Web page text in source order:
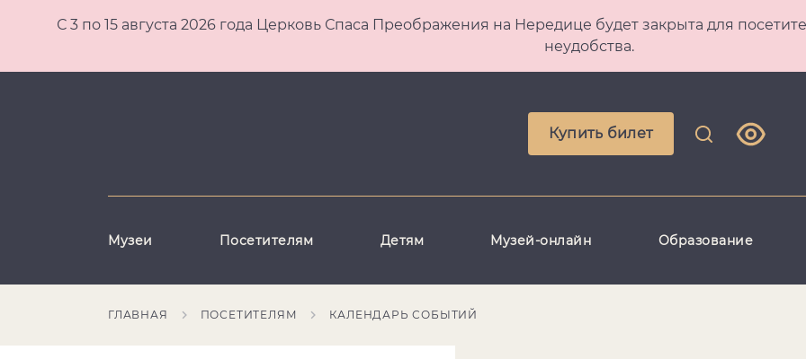
С 3 по 15 августа 2026 года Церковь Спаса Преображения на Нередице будет закрыта для
неудобства.
Купить билет
Музеи Посетителям Детям Музей-онлайн Образование
ГЛАВНАЯ ПОСЕТИТЕЛЯМ КАЛЕНДАРЬ СОБЫТИЙ